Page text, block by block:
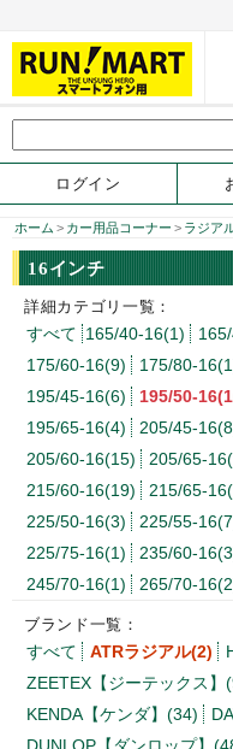
ログイン
ホーム > カー用品コーナー > ラジア
16インチ
詳細カテゴリ一覧：
すべて 165/40-16(1)
175/60-16(9)
175/80-
195/45-16(6)
195/50-
195/65-16(4)
205/45-
205/60-16(15)
205/65-
215/60-16(19)
215/65-
225/50-16(3)
225/55-
225/75-16(1)
235/60-
245/70-16(1)
265/70-
ブランド一覧：
すべて ATRラジアル(2)
ZEETEX【ジーテックス】
KENDA【ケンダ】(34)